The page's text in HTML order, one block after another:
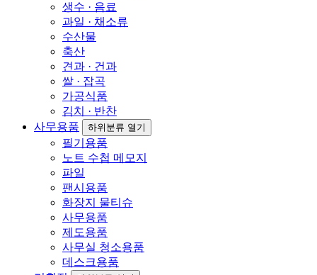
생수 · 음료
과일 · 채소류
수산물
축산
견과 · 건과
쌀 · 잡곡
가공식품
김치 · 반찬
사무용품
하위분류 열기
필기용품
노트 수첩 메모지
파일
팬시용품
화장지 물티슈
사무용품
제도용품
사무실 청소용품
데스크용품